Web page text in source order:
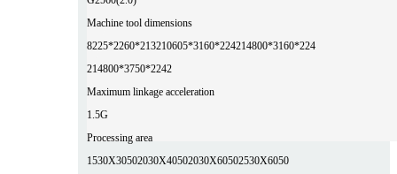
Machine tool dimensions
8225*2260*213210605*3160*224214800*3160*224
214800*3750*2242
Maximum linkage acceleration
1.5G
Processing area
1530X30502030X40502030X60502530X6050